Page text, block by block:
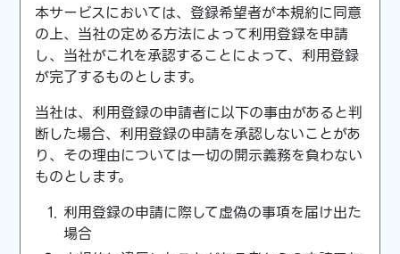
本サービスにおいては、登録希望者が本規約に同意
の上、当社の定める方法によって利用登録を申請
し、当社がこれを承認することによって、利用登録
が完了するものとします。
当社は、利用登録の申請者に以下の事由があると判
断した場合、利用登録の申請を承認しないことがあ
り、その理由については一切の開示義務を負わない
ものとします。
利用登録の申請に際して虚偽の事項を届け出た
場合